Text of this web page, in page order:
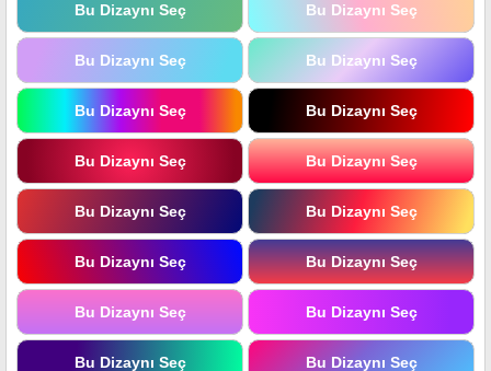
Bu Dizaynı Seç Bu Dizaynı Seç
Bu Dizaynı Seç Bu Dizaynı Seç
Bu Dizaynı Seç Bu Dizaynı Seç
Bu Dizaynı Seç Bu Dizaynı Seç
Bu Dizaynı Seç Bu Dizaynı Seç
Bu Dizaynı Seç Bu Dizaynı Seç
Bu Dizaynı Seç Bu Dizaynı Seç
Bu Dizaynı Seç Bu Dizaynı Seç